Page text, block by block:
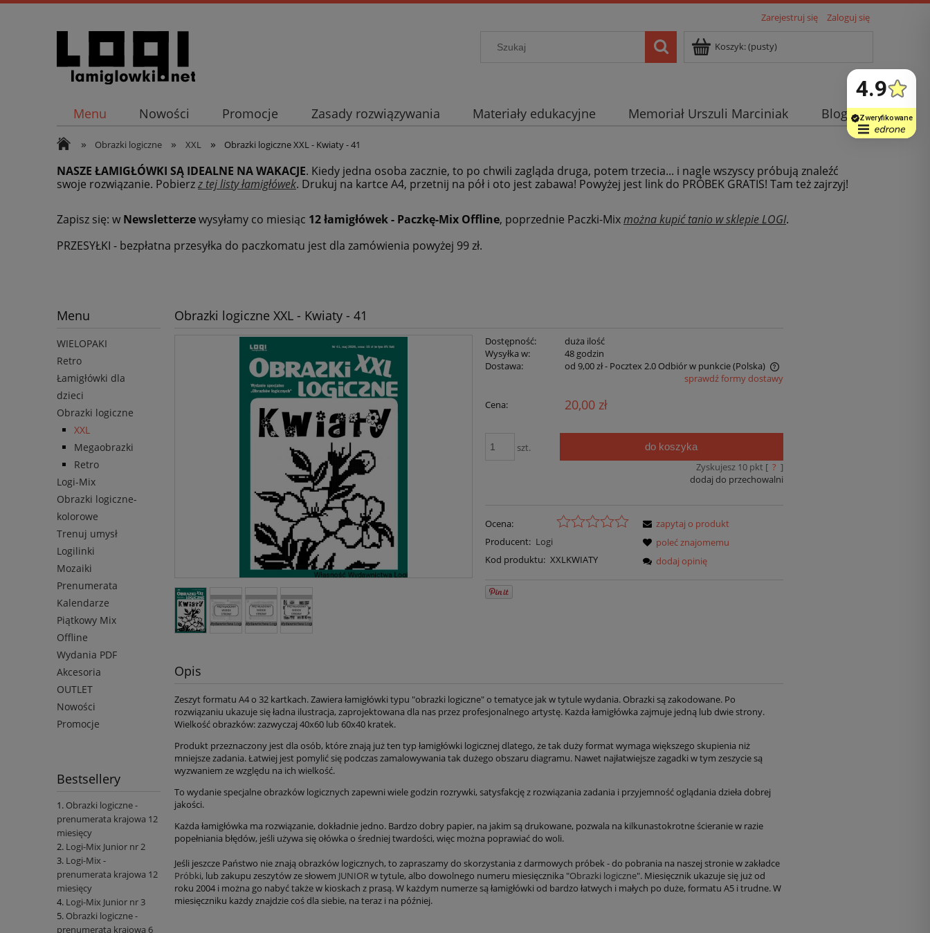
Zarejestruj się Zaloguj się
Koszyk:(pusty)
Menu Nowości Promocje Zasady rozwiązywania Materiały edukacyjne Memoriał Urszuli Marciniak Blog
» Obrazki logiczne » XXL » Obrazki logiczne XXL - Kwiaty - 41
NASZE ŁAMIGŁÓWKI SĄ IDEALNE NA WAKACJE. Kiedy jedna osoba zacznie, to po chwili zagląda druga, potem trzecia... i nagle wszyscy próbują znaleźć
swoje rozwiązanie. Pobierzz tej listy łamigłówek. Drukuj na kartce A4, przetnij na pół i oto jest zabawa! Powyżej jest link do PRÓBEK GRATIS! Tam też zajrzyj!
Zapisz się: w Newsletterzewysyłamy co miesiąc 12 łamigłówek - Paczkę-Mix Offline, poprzednie Paczki-Mixmożna kupić tanio w sklepie LOGI.
PRZESYŁKI - bezpłatna przesyłka do paczkomatu jest dla zamówienia powyżej 99 zł.
Menu
WIELOPAKI
Retro
Łamigłówki dla
dzieci
Obrazki logiczne
XXL
Megaobrazki
Retro
Logi-Mix
Obrazki logiczne-
kolorowe
Trenuj umysł
Logilinki
Mozaiki
Prenumerata
Kalendarze
Piątkowy Mix
Offline
Wydania PDF
Akcesoria
OUTLET
Nowości
Promocje
Bestsellery
Obrazki logiczne -
prenumerata krajowa 12
miesięcy
Logi-Mix Junior nr 2
Logi-Mix -
prenumerata krajowa 12
miesięcy
Logi-Mix Junior nr 3
Obrazki logiczne -
prenumerata krajowa 6
Obrazki logiczne XXL - Kwiaty - 41
Dostępność:
duża ilość
Wysyłka w:
48 godzin
Dostawa:
od 9,00 zł- Pocztex 2.0 Odbiór w punkcie(Polska)
sprawdź formy dostawy
Cena: 20,00 zł
szt. do koszyka
Zyskujesz 10pkt [ ? ]
dodaj do przechowalni
Ocena:
Producent: Logi
Kod produktu: XXLKWIATY
zapytaj o produkt
poleć znajomemu
dodaj opinię
Opis
Zeszyt formatu A4 o 32 kartkach. Zawiera łamigłówki typu "obrazki logiczne" o tematyce jak w tytule wydania. Obrazki są zakodowane. Po
rozwiązaniu ukazuje się ładna ilustracja, zaprojektowana dla nas przez profesjonalnego artystę. Każda łamigłówka zajmuje jedną lub dwie strony.
Wielkość obrazków: zazwyczaj 40x60 lub 60x40 kratek.
Produkt przeznaczony jest dla osób, które znają już ten typ łamigłówki logicznej dlatego, że tak duży format wymaga większego skupienia niż
mniejsze zadania. Łatwiej jest pomylić się podczas zamalowywania tak dużego obszaru diagramu. Nawet najłatwiejsze zagadki w tym zeszycie są
wyzwaniem ze względu na ich wielkość.
To wydanie specjalne obrazków logicznych zapewni wiele godzin rozrywki, satysfakcję z rozwiązania zadania i przyjemność oglądania dzieła dobrej
jakości.
Każda łamigłówka ma rozwiązanie, dokładnie jedno. Bardzo dobry papier, na jakim są drukowane, pozwala na kilkunastokrotne ścieranie w razie
popełniania błędów, jeśli używa się ołówka o średniej twardości, więc można poprawiać do woli.
Jeśli jeszcze Państwo nie znają obrazków logicznych, to zapraszamy do skorzystania z darmowych próbek - do pobrania na naszej stronie w zakładce
Próbki, lub zakupu zeszytów ze słowem JUNIORw tytule, albo dowolnego numeru miesięcznika "Obrazki logiczne". Miesięcznik ukazuje się już od
roku 2004 i można go nabyć także w kioskach z prasą. W każdym numerze są łamigłówki od bardzo łatwych i małych po duże, formatu A5 i trudne. W
miesięczniku każdy znajdzie coś dla siebie, na teraz i na później.